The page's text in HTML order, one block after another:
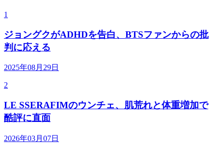
1
ジョングクがADHDを告白、BTSファンからの批
判に応える
2025年08月29日
2
LE SSERAFIMのウンチェ、肌荒れと体重増加で
酷評に直面
2026年03月07日